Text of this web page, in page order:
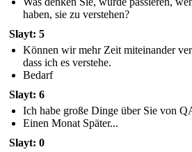
haben, sie zu verstehen?
Slayt: 5
Können wir mehr Zeit miteinander
dass ich es verstehe.
Bedarf
Slayt: 6
Ich habe große Dinge über Sie von
Einen Monat Später...
Slayt: 0